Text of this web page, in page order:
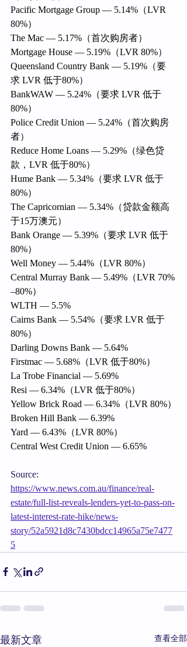
Pacific Mortgage Group — 5.14%（LVR
80%）
The Mac — 5.17%（首次购房者）
Mortgage House — 5.19%（LVR 80%）
Queensland Country Bank — 5.19%（要
求 LVR 低于80%）
BankWAW — 5.24%（要求 LVR 低于
80%）
Police Credit Union — 5.24%（首次购房
者）
Reduce Home Loans — 5.29%（绿色贷
款，LVR 低于80%）
Hume Bank — 5.34%（要求 LVR 低于
80%）
The Capricornian — 5.34%（贷款金额高
于15万澳元）
Bank Orange — 5.39%（要求 LVR 低于
80%）
Well Money — 5.44%（LVR 80%）
Central Murray Bank — 5.49%（LVR 70%
–80%）
WLTH — 5.5%
Cairns Bank — 5.54%（要求 LVR 低于
80%）
Darling Downs Bank — 5.64%
Firstmac — 5.68%（LVR 低于80%）
La Trobe Financial — 5.69%
Resi — 6.34%（LVR 低于80%）
Yellow Brick Road — 6.34%（LVR 80%）
Broken Hill Bank — 6.39%
Yard — 6.43%（LVR 80%）
Central West Credit Union — 6.65%
Source:
https://www.news.com.au/finance/real-
estate/full-list-reveals-lenders-yet-to-pass-on-
latest-interest-rate-hike/news-
story/52a5921d8c7430bdcc14965a75e7477
5
最新文章 查看全部